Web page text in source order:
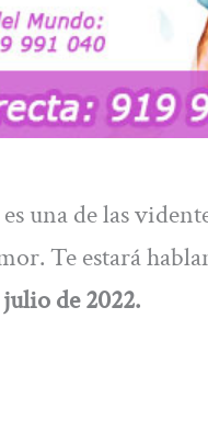
una de las
Te estará
julio de 2022.